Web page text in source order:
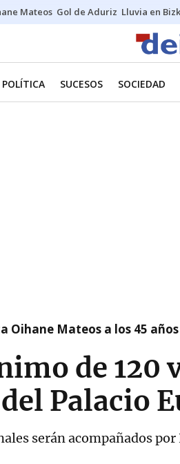
Mateos Gol de Aduriz Lluvia en
POLÍTICA SUCESOS SOCIEDAD
Oihane Mateos a los 45 años
de 120
Palacio
serán acompañados